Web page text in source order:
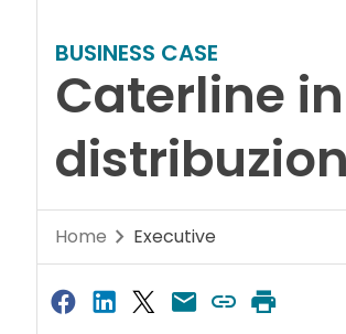
BUSINESS CASE
Caterline
Home Executive